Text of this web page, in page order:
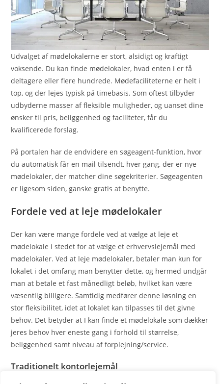
Udvalget af mødelokalerne er stort, alsidigt og kraftigt
voksende. Du kan finde mødelokaler, hvad enten i er få
deltagere eller flere hundrede. Mødefaciliteterne er helt i
top, og der lejes typisk på timebasis. Som oftest tilbyder
udbyderne masser af fleksible muligheder, og uanset dine
ønsker til pris, beliggenhed og faciliteter, får du
kvalificerede forslag.
På portalen har de endvidere en søgeagent-funktion, hvor
du automatisk får en mail tilsendt, hver gang, der er nye
mødelokaler, der matcher dine søgekriterier. Søgeagenten
er ligesom siden, ganske gratis at benytte.
Fordele ved at leje mødelokaler
Der kan være mange fordele ved at vælge at leje et
mødelokale i stedet for at vælge et erhvervslejemål med
mødelokaler. Ved at leje mødelokaler, betaler man kun for
lokalet i det omfang man benytter dette, og hermed undgår
man at betale et fast månedligt beløb, hvilket kan være
væsentlig billigere. Samtidig medfører denne løsning en
stor fleksibilitet, idet at lokalet kan tilpasses til det givne
behov. Det betyder at I kan finde et mødelokale som dækker
jeres behov hver eneste gang i forhold til størrelse,
beliggenhed samt niveau af forplejning/service.
Traditionelt kontorlejemål